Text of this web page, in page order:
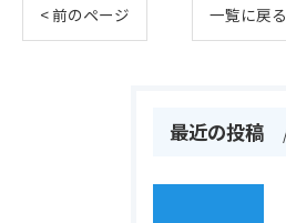
< 前のページ 一覧に戻る
最近の投稿